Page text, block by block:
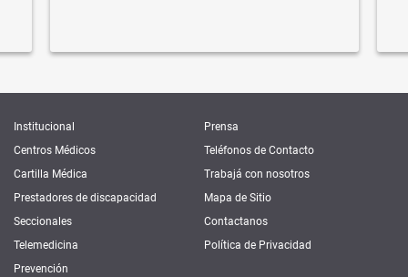
Institucional
Centros Médicos
Cartilla Médica
Prestadores de discapacidad
Seccionales
Telemedicina
Prevención
Prensa
Teléfonos de Contacto
Trabajá con nosotros
Mapa de Sitio
Contactanos
Política de Privacidad